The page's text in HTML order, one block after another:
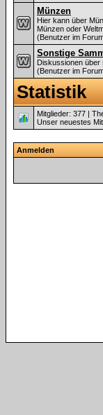
Münzen
Hier kann über
Münzen oder
(Benutzer im
Sonstige
Diskussionen über
(Benutzer im
Statistik
Mitglieder: 377 |
Unser neuestes
Anmelden